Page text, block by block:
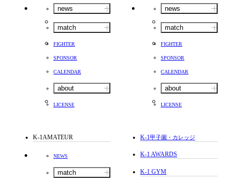
news
match
FIGHTER
SPONSOR
CALENDAR
about
LICENSE
news
match
FIGHTER
SPONSOR
CALENDAR
about
LICENSE
K-1AMATEUR
NEWS
match
K-1甲子園・カレッジ
K-1 AWARDS
K-1 GYM